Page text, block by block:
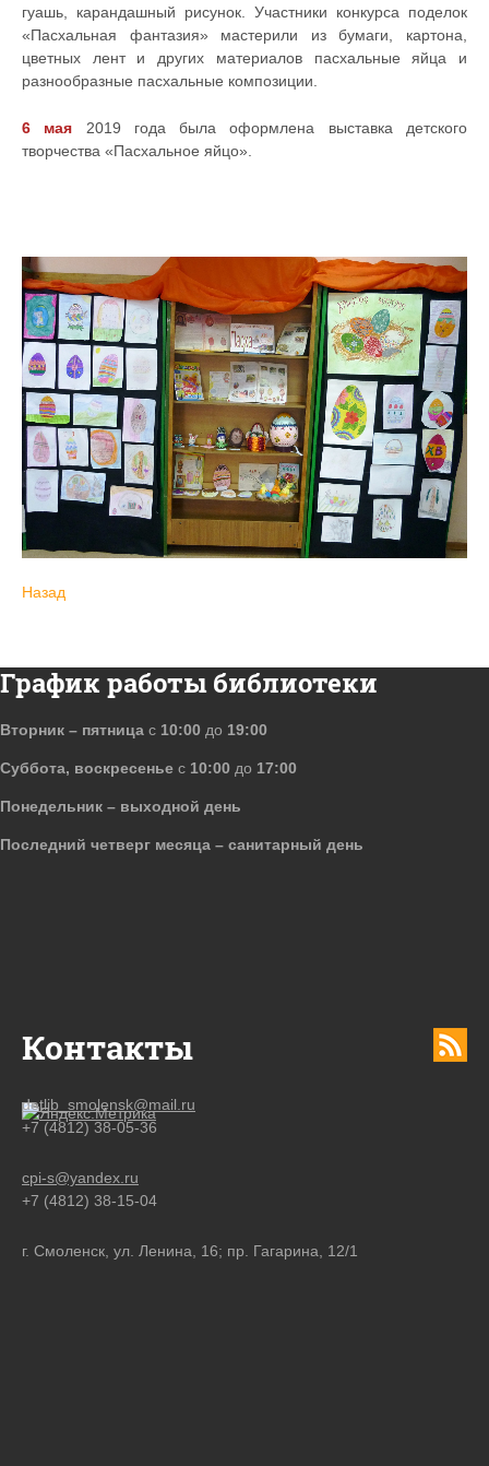
гуашь, карандашный рисунок. Участники конкурса поделок
«Пасхальная фантазия» мастерили из бумаги, картона,
цветных лент и других материалов пасхальные яйца и
разнообразные пасхальные композиции.
6 мая 2019 года была оформлена выставка детского
творчества «Пасхальное яйцо».
Назад
Контакты
detlib_smolensk@mail.ru
+7 (4812) 38-05-36
cpi-s@yandex.ru
+7 (4812) 38-15-04
г. Смоленск, ул. Ленина, 16; пр. Гагарина, 12/1
График работы библиотеки
Вторник – пятница с 10:00 до 19:00
Суббота, воскресенье с 10:00 до 17:00
Понедельник – выходной день
Последний четверг месяца – санитарный день